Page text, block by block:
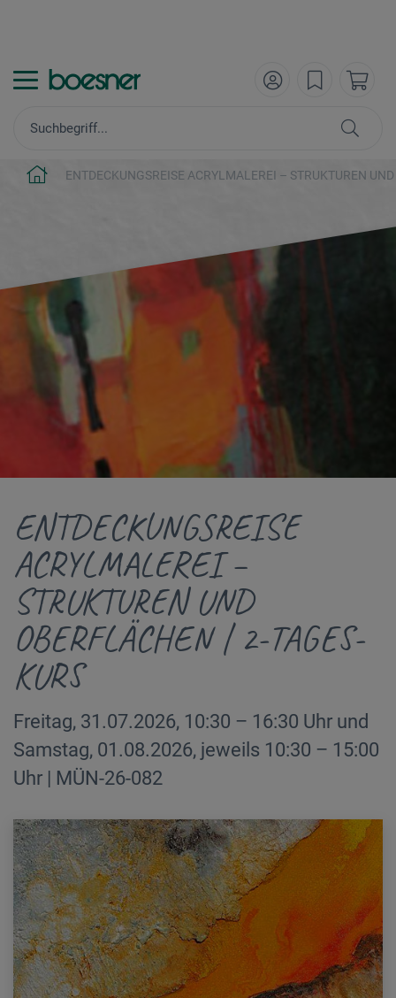
ENTDECKUNGSREISE ACRYLMALEREI – STRUKTUREN
ENTDECKUNGSREISE
ACRYLMALEREI –
STRUKTUREN UND
OBERFLÄCHEN | 2-TAGES-
KURS
Freitag, 31.07.2026, 10:30 – 16:30 Uhr und
Samstag, 01.08.2026, jeweils 10:30 – 15:00
Uhr | MÜN-26-082